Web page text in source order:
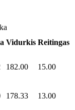
Vidurkis Reitingas
182.00 15.00
178.33 13.00